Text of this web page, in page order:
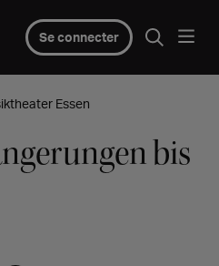
Se connecter
Essen
bis